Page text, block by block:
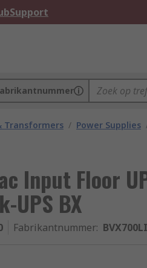
Support
Transformers / Power Supplies
Input Floor
UPS BX
Fabrikantnummer: BVX700LI